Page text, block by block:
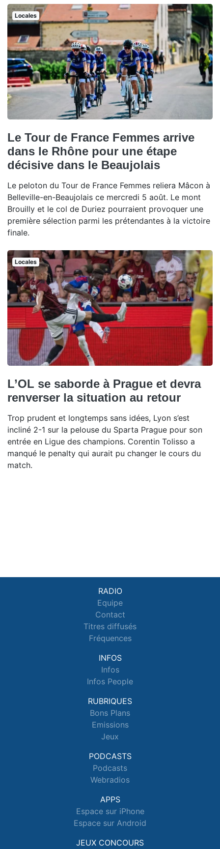
Locales
Le Tour de France Femmes arrive
dans le Rhône pour une étape
décisive dans le Beaujolais
Le peloton du Tour de France Femmes reliera Mâcon à
Belleville-en-Beaujolais ce mercredi 5 août. Le mont
Brouilly et le col de Duriez pourraient provoquer une
première sélection parmi les prétendantes à la victoire
finale.
Locales
L’OL se saborde à Prague et devra
renverser la situation au retour
Trop prudent et longtemps sans idées, Lyon s’est
incliné 2-1 sur la pelouse du Sparta Prague pour son
entrée en Ligue des champions. Corentin Tolisso a
manqué le penalty qui aurait pu changer le cours du
match.
RADIO
Equipe
Contact
Titres diffusés
Fréquences
INFOS
Infos
Infos People
RUBRIQUES
Bons Plans
Emissions
Jeux
PODCASTS
Podcasts
Webradios
APPS
Espace sur iPhone
Espace sur Android
JEUX CONCOURS